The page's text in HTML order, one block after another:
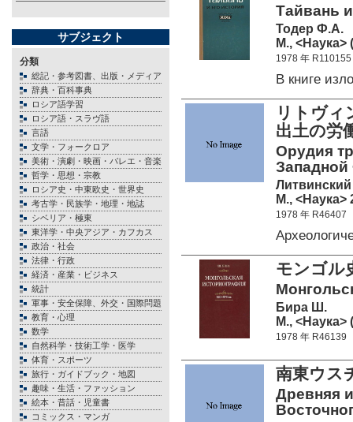
サブジェクト
分類
総記・参考図書、出版・メディア
辞典・百科事典
ロシア語学習
ロシア語・スラヴ語
言語
文学・フォークロア
美術・演劇・映画・バレエ・音楽
哲学・思想・宗教
ロシア史・中東欧史・世界史
考古学・民族学・地理・地誌
シベリア・極東
東洋学・中央アジア・カフカス
政治・社会
法律・行政
経済・産業・ビジネス
統計
軍事・安全保障、外交・国際問題
教育・心理
数学
自然科学・技術工学・医学
体育・スポーツ
旅行・ガイドブック・地図
趣味・生活・ファッション
絵本・昔話・児童書
コミックス・マンガ
Тайвань
Тодер Ф.А.
М., <Наука>
1978 年 R110155
В книге
リトヴ
出土の労
Орудия
М., <Наука>
1978 年 R46407
モンゴル
Бира Ш.
М., <Наука>
1978 年 R46139
南東ウス
Древняя